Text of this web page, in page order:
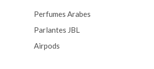
Perfumes Arabes
Parlantes JBL
Airpods